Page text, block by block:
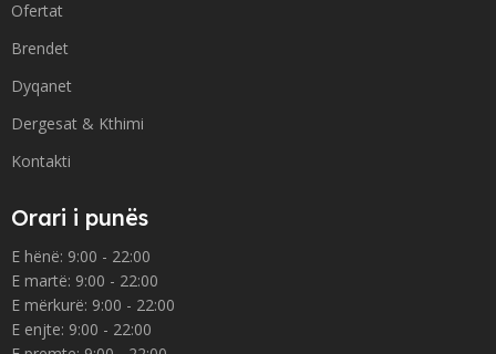
Ofertat
Brendet
Dyqanet
Dergesat & Kthimi
Kontakti
Orari i punës
E hënë: 9:00 - 22:00
E martë: 9:00 - 22:00
E mërkurë: 9:00 - 22:00
E enjte: 9:00 - 22:00